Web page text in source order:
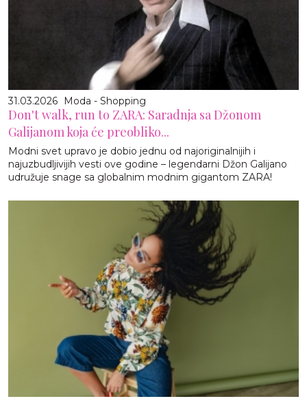
31.03.2026 Moda - Shopping
Don't walk, run to ZARA: Saradnja sa Džonom
Galijanom koja će preobliko...
Modni svet upravo je dobio jednu od najoriginalnijih i
najuzbudljivijih vesti ove godine – legendarni Džon Galijano
udružuje snage sa globalnim modnim gigantom ZARA!